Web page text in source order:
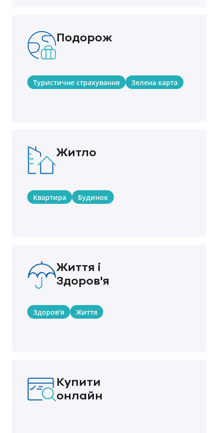
Подорож
Туристичне страхування Зелена карта
Житло
Квартира Будинок
Життя і
Здоров'я
Здоров'я Життя
Купити
онлайн